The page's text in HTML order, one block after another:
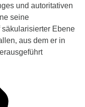
und autoritativen
seine
Ebene
aus dem er in